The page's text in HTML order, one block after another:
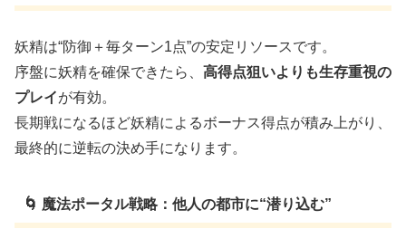
妖精は“防御＋毎ターン1点”の安定リソースです。
序盤に妖精を確保できたら、 高得点狙いよりも生存重視の
プレイが有効。
長期戦になるほど妖精によるボーナス得点が積み上がり、
最終的に逆転の決め手になります。
🌀 魔法ポータル戦略：他人の都市に“潜り込む”